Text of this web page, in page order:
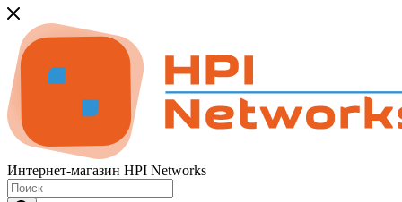
Интернет-магазин HPI Networks